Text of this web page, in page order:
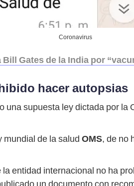
Coronavirus
Gates de la India por
hacer autopsias
una supuesta ley dictada por
mundial de la salud OMS, de no
entidad internacional no ha
un documento con